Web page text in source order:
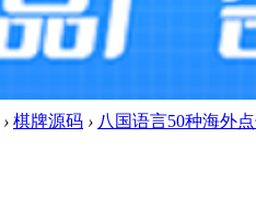
› 棋牌源码 › 八国语言50种海外